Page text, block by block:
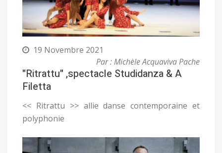
19 Novembre 2021
Par : Michèle Acquaviva Pache
"Ritrattu" ,spectacle Studidanza & A
Filetta
<< Ritrattu >> allie danse contemporaine et
polyphonie